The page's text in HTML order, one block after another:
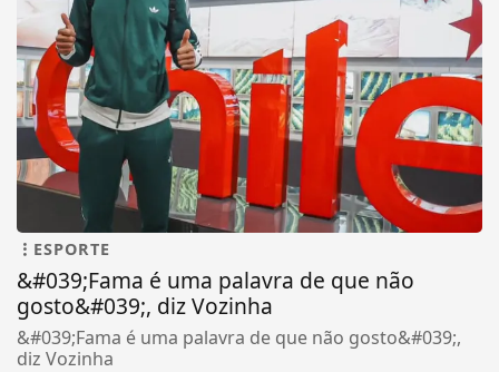
ESPORTE
&#039;Fama é uma palavra de que não
gosto&#039;, diz Vozinha
&#039;Fama é uma palavra de que não gosto&#039;,
diz Vozinha